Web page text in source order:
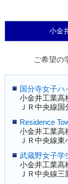
小金
ご希望の
国分寺女子ハ
小金井工業高
ＪＲ中央線
Residence
小金井工業高
ＪＲ中央線
武蔵野女子学
小金井工業高
ＪＲ中央線